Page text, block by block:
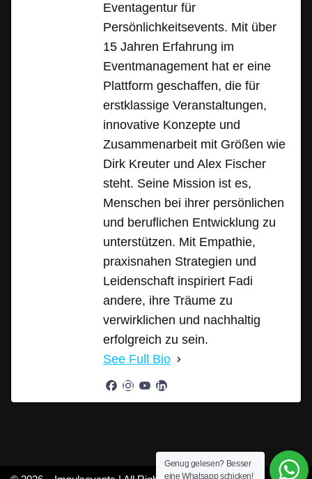
Eventagentur für
Persönlichkeitsevents. Mit über
15 Jahren Erfahrung im
Eventmanagement hat er eine
Plattform geschaffen, die für
erstklassige Veranstaltungen,
innovative Konzepte und
Zusammenarbeit mit Größen wie
Dirk Kreuter und Alex Fischer
steht. Seine Mission ist es,
Menschen bei ihrer persönlichen
und beruflichen Entwicklung zu
unterstützen. Mit Empathie,
praxisnahen Strategien und
Leidenschaft inspiriert Fadi
andere, ihre Träume zu
verwirklichen und nachhaltig
erfolgreich zu sein.
See Full Bio
Genug gelesen? Besser
eine Whatsapp schicken!